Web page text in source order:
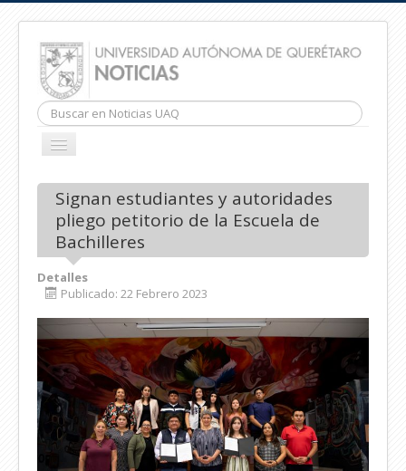
Buscar...
CAMBIAR
Signan estudiantes y autoridades
pliego petitorio de la Escuela de
Bachilleres
Detalles
Publicado: 22 Febrero 2023